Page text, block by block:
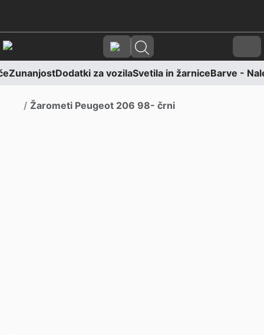
Cart
ZunanjostDodatki za vozilaSvetila in žarniceBarve -
Domov
Žarometi Peugeot 206 98- črni